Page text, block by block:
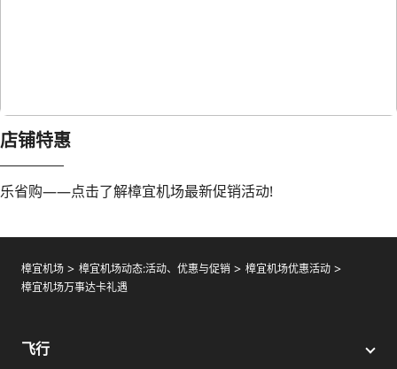
店铺特惠
乐省购——点击了解樟宜机场最新促销活动!
樟宜机场 樟宜机场动态:活动、优惠与促销
樟宜机场优惠活动
樟宜机场万事达卡礼遇
飞行